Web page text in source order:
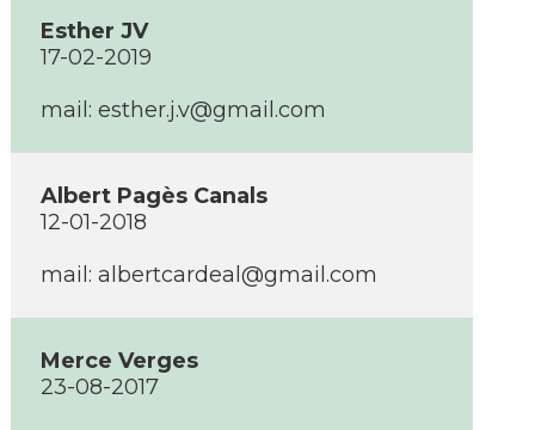
Esther JV
17-02-2019
mail: esther.j.v@gmail.com
Albert Pagès Canals
12-01-2018
mail: albertcardeal@gmail.com
Merce Verges
23-08-2017